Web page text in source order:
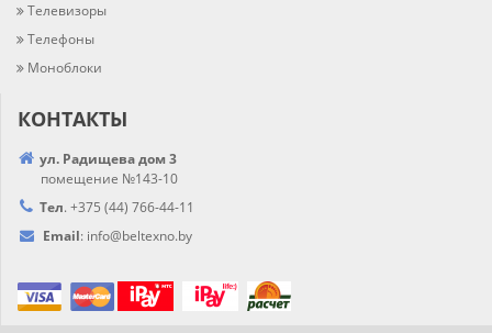
Телевизоры
Телефоны
Моноблоки
КОНТАКТЫ
ул. Радищева дом 3
помещение №143-10
Тел. +375 (44) 766-44-11
Email: info@beltexno.by